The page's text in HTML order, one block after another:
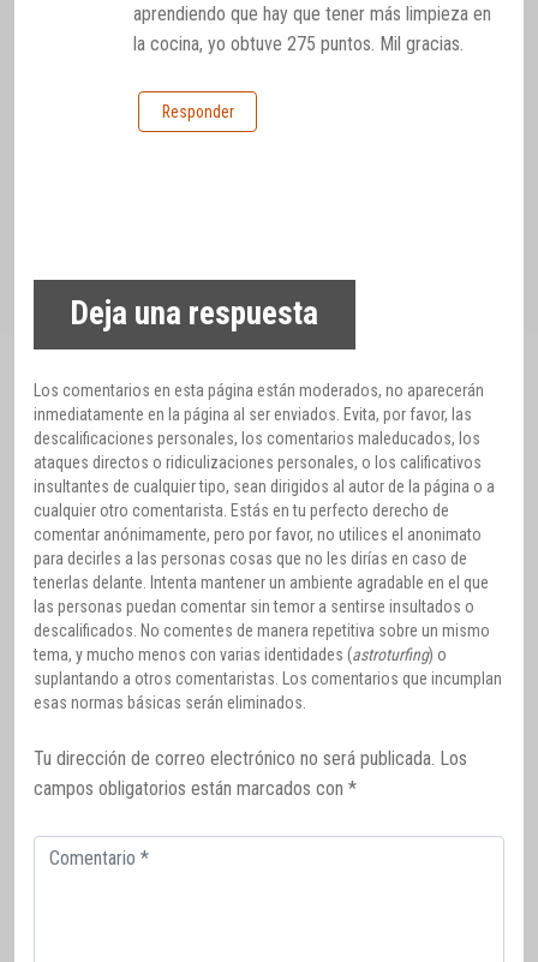
aprendiendo que hay que tener más limpieza en
la cocina, yo obtuve 275 puntos. Mil gracias.
Responder
Deja una respuesta
Los comentarios en esta página están moderados, no aparecerán
inmediatamente en la página al ser enviados. Evita, por favor, las
descalificaciones personales, los comentarios maleducados, los
ataques directos o ridiculizaciones personales, o los calificativos
insultantes de cualquier tipo, sean dirigidos al autor de la página o a
cualquier otro comentarista. Estás en tu perfecto derecho de
comentar anónimamente, pero por favor, no utilices el anonimato
para decirles a las personas cosas que no les dirías en caso de
tenerlas delante. Intenta mantener un ambiente agradable en el que
las personas puedan comentar sin temor a sentirse insultados o
descalificados. No comentes de manera repetitiva sobre un mismo
tema, y mucho menos con varias identidades (astroturfing) o
suplantando a otros comentaristas. Los comentarios que incumplan
esas normas básicas serán eliminados.
Tu dirección de correo electrónico no será publicada. Los
campos obligatorios están marcados con *
Comentario